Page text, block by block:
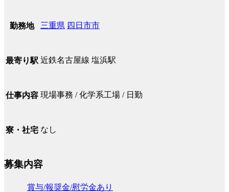
勤務地 三重県 四日市市
最寄り駅 近鉄名古屋線 塩浜駅
仕事内容 現場事務 / 化学系工場 / 日勤
寮・社宅 なし
募集内容
賞与/報奨金/慰労金あり